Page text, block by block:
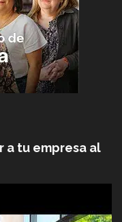
a tu empresa al